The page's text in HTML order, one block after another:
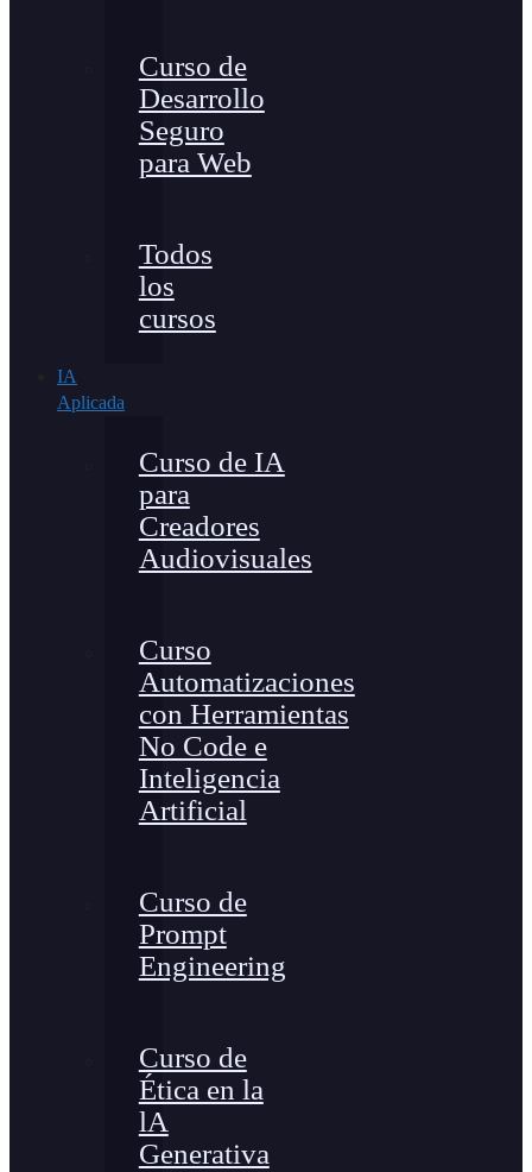
Curso de
Desarrollo
Seguro
para Web
Todos
los
cursos
IA
Aplicada
Curso de IA
para
Creadores
Audiovisuales
Curso
Automatizaciones
con Herramientas
No Code e
Inteligencia
Artificial
Curso de
Prompt
Engineering
Curso de
Ética en la
lA
Generativa